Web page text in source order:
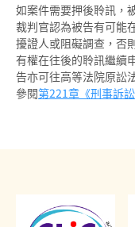
投訴警察
感化院
羈留院
醫院令
復還令
《罪犯自新條例》
《罪犯自新條例》
《罪犯自新條例》
如案件需要押後聆訊，
裁判官認為被告有可能
擾證人或阻礙調查，否
有權在往後的聆訊繼續
告亦可往高等法院原訟
參閱第221章《刑事訴